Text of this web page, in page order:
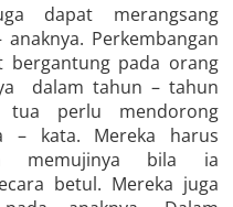
dapat merangsang
Perkembangan
bergantung pada orang
dalam tahun – tahun
tua perlu mendorong
– kata. Mereka harus
memujinya bila ia
betul. Mereka juga